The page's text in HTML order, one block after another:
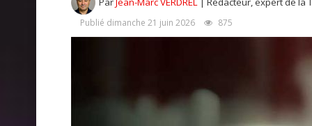
Publié dimanche 21 juin 2026 875